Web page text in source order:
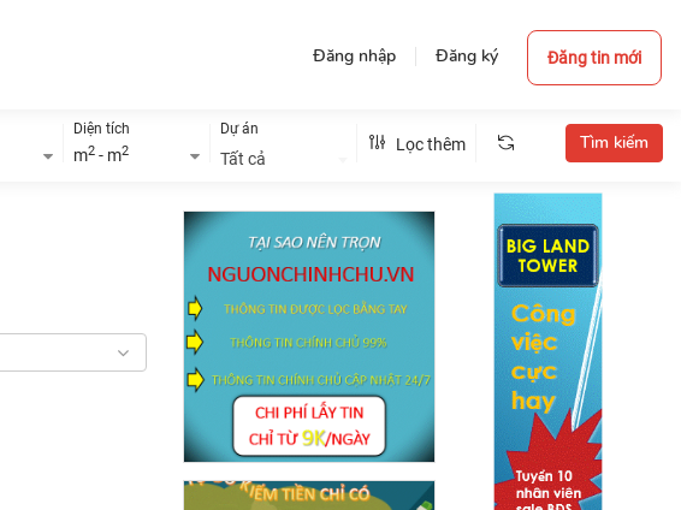
Đăng nhập Đăng ký Đăng tin mới
Diện tích
m2 - m2
Dự án
Tất cả
Lọc thêm